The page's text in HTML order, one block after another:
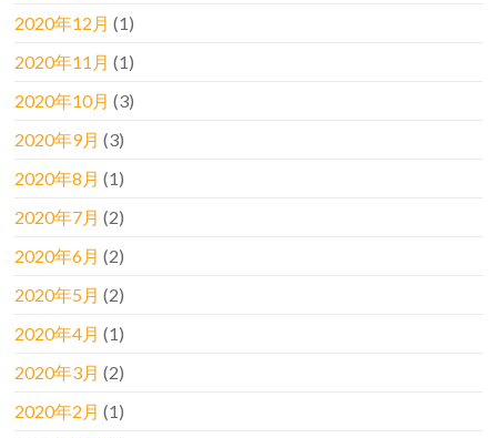
2020年12月 (1)
2020年11月 (1)
2020年10月 (3)
2020年9月 (3)
2020年8月 (1)
2020年7月 (2)
2020年6月 (2)
2020年5月 (2)
2020年4月 (1)
2020年3月 (2)
2020年2月 (1)